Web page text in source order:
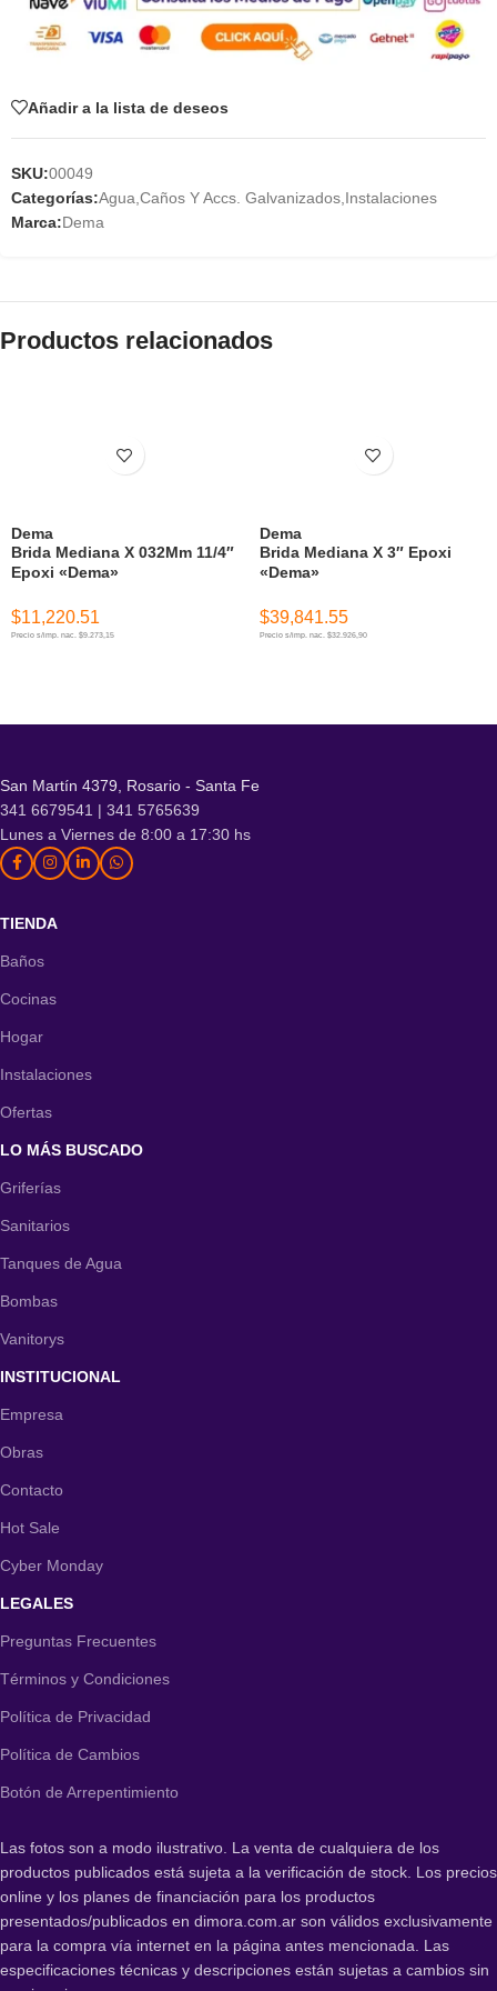
Añadir a la lista de deseos
SKU:00049
Categorías:Agua,Caños Y Accs. Galvanizados,Instalaciones
Marca:Dema
Productos relacionados
Brida Mediana X 032Mm 11/4″
Epoxi «Dema»
Dema
$11,220.51
Precio s/imp. nac. $9.273,15
Brida Mediana X 3″ Epoxi
«Dema»
Dema
$39,841.55
Precio s/imp. nac. $32.926,90
San Martín 4379, Rosario - Santa Fe
341 6679541 | 341 5765639
Lunes a Viernes de 8:00 a 17:30 hs
TIENDA
Baños
Cocinas
Hogar
Instalaciones
Ofertas
LO MÁS BUSCADO
Griferías
Sanitarios
Tanques de Agua
Bombas
Vanitorys
INSTITUCIONAL
Empresa
Obras
Contacto
Hot Sale
Cyber Monday
LEGALES
Preguntas Frecuentes
Términos y Condiciones
Política de Privacidad
Política de Cambios
Botón de Arrepentimiento
Las fotos son a modo ilustrativo. La venta de cualquiera de los
productos publicados está sujeta a la verificación de stock. Los precios
online y los planes de financiación para los productos
presentados/publicados en dimora.com.ar son válidos exclusivamente
para la compra vía internet en la página antes mencionada. Las
especificaciones técnicas y descripciones están sujetas a cambios sin